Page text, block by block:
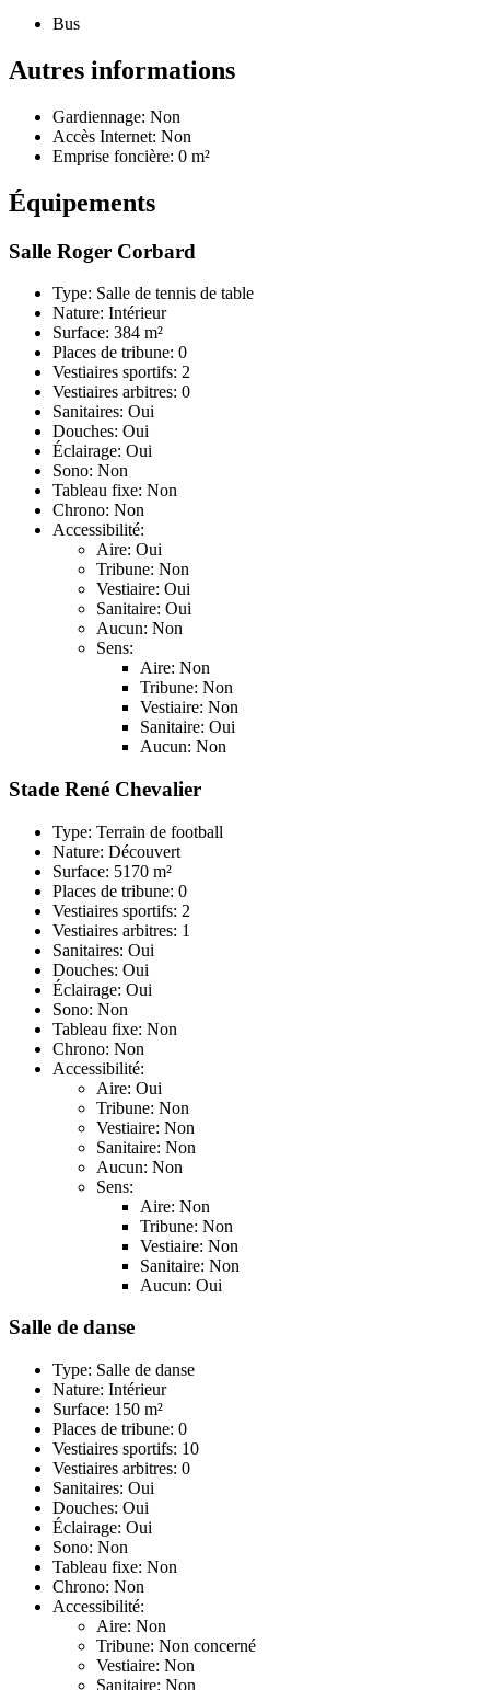
Bus
Autres informations
Gardiennage: Non
Accès Internet: Non
Emprise foncière: 0 m²
Équipements
Salle Roger Corbard
Type: Salle de tennis de table
Nature: Intérieur
Surface: 384 m²
Places de tribune: 0
Vestiaires sportifs: 2
Vestiaires arbitres: 0
Sanitaires: Oui
Douches: Oui
Éclairage: Oui
Sono: Non
Tableau fixe: Non
Chrono: Non
Accessibilité:
Aire: Oui
Tribune: Non
Vestiaire: Oui
Sanitaire: Oui
Aucun: Non
Sens:
Aire: Non
Tribune: Non
Vestiaire: Non
Sanitaire: Oui
Aucun: Non
Stade René Chevalier
Type: Terrain de football
Nature: Découvert
Surface: 5170 m²
Places de tribune: 0
Vestiaires sportifs: 2
Vestiaires arbitres: 1
Sanitaires: Oui
Douches: Oui
Éclairage: Oui
Sono: Non
Tableau fixe: Non
Chrono: Non
Accessibilité:
Aire: Oui
Tribune: Non
Vestiaire: Non
Sanitaire: Non
Aucun: Non
Sens:
Aire: Non
Tribune: Non
Vestiaire: Non
Sanitaire: Non
Aucun: Oui
Salle de danse
Type: Salle de danse
Nature: Intérieur
Surface: 150 m²
Places de tribune: 0
Vestiaires sportifs: 10
Vestiaires arbitres: 0
Sanitaires: Oui
Douches: Oui
Éclairage: Oui
Sono: Non
Tableau fixe: Non
Chrono: Non
Accessibilité:
Aire: Non
Tribune: Non concerné
Vestiaire: Non
Sanitaire: Non